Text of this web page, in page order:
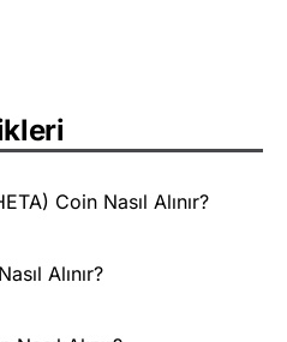
Coin Nasıl Alınır?
Alınır?